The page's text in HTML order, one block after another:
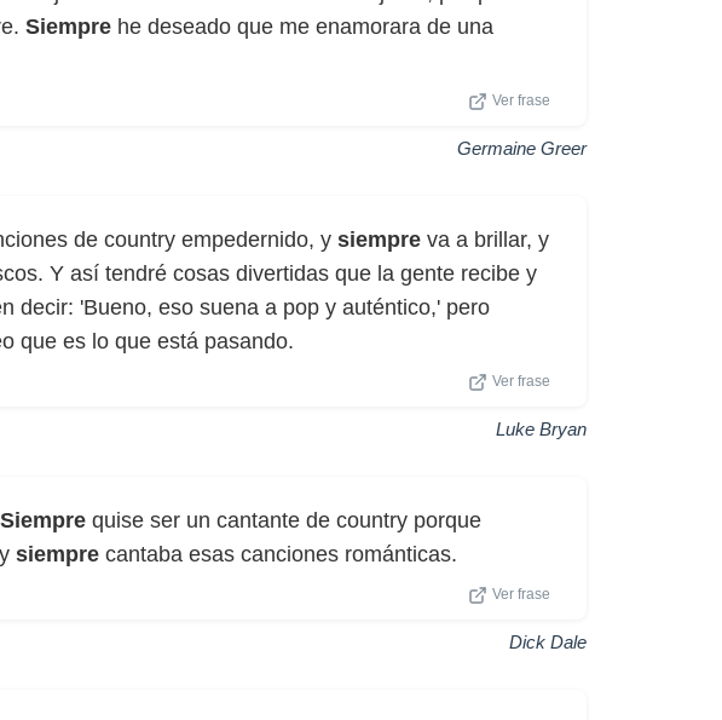
Siempre he deseado que me enamorara de una
Ver frase
Germaine Greer
de country empedernido, y siempre va a brillar, y
Y así tendré cosas divertidas que la gente recibe y
decir: 'Bueno, eso suena a pop y auténtico,' pero
que es lo que está pasando.
Ver frase
Luke Bryan
Siempre quise ser un cantante de country porque
siempre cantaba esas canciones románticas.
Ver frase
Dick Dale